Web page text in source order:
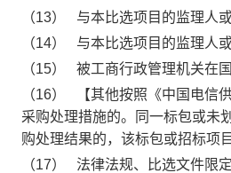
（13）
与本比选项目的监理人
（14）
与本比选项目的监理人
（15）
被工商行政管理机关在
（16）
【其他按照《中国电信
采购处理措施的。同一标包或未
购处理结果的，该标包或招标项
（17）
法律法规、比选文件限